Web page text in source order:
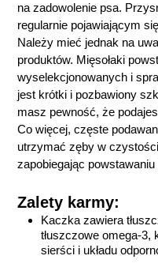
na zadowolenie psa.
regularnie pojawiającym
Należy mieć jednak na
produktów. Mięsołaki
wyselekcjonowanych i
jest krótki i pozbawiony
masz pewność, że
Co więcej, częste
utrzymać zęby w
zapobiegając
Zalety karmy:
Kaczka zawiera
tłuszczowe omega-3,
sierści i układu